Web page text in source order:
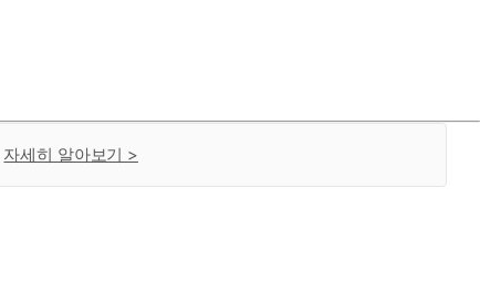
자세히 알아보기 >